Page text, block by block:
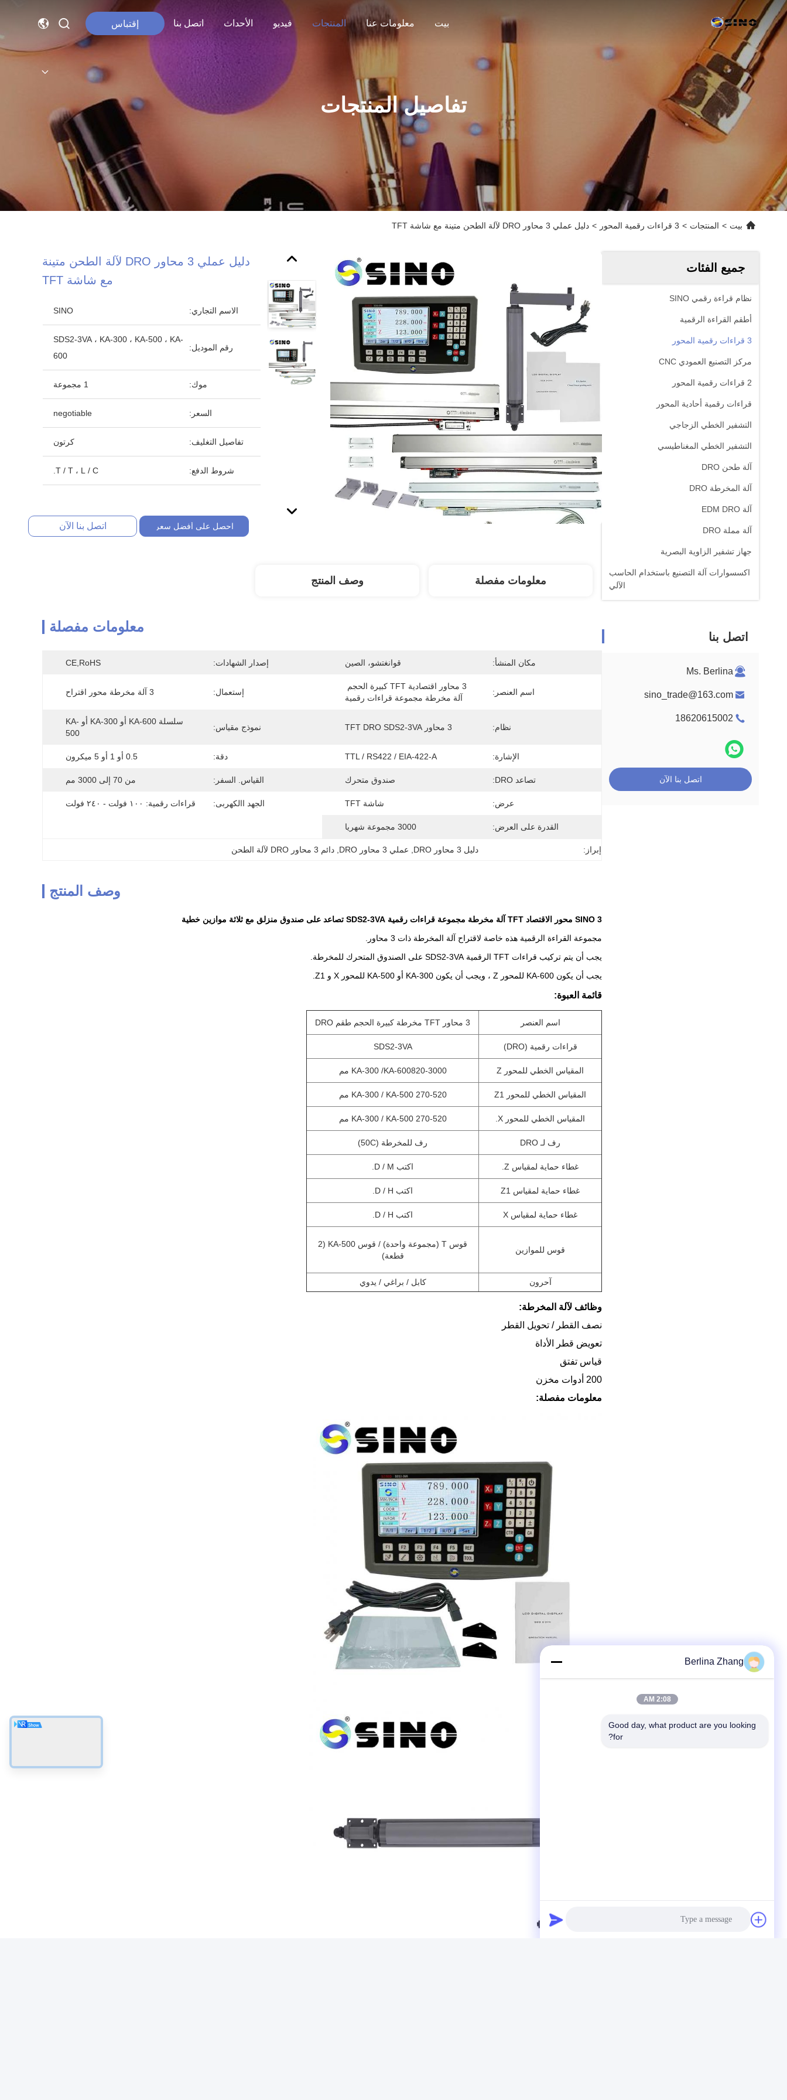
بيت معلومات عنا المنتجات فيديو الأحداث اتصل بنا إقتباس
تفاصيل المنتجات
بيت > المنتجات > 3 قراءات رقمية المحور > دليل عملي 3 محاور DRO لآلة الطحن متينة مع شاشة TFT
جميع الفئات
نظام قراءة رقمي SINO
أطقم القراءة الرقمية
3 قراءات رقمية المحور
مركز التصنيع العمودي CNC
2 قراءات رقمية المحور
قراءات رقمية أحادية المحور
التشفير الخطي الزجاجي
التشفير الخطي المغناطيسي
آلة طحن DRO
آلة المخرطة DRO
آلة EDM DRO
آلة مملة DRO
جهاز تشفير الزاوية البصرية
اكسسوارات آلة التصنيع باستخدام الحاسب
الآلي
اتصل بنا
Ms. Berlina
sino_trade@163.com
18620615002
اتصل بنا الآن
دليل عملي 3 محاور DRO لآلة الطحن متينة
مع شاشة TFT
الاسم التجاري: SINO
رقم الموديل:
SDS2-3VA ، KA-300 ، KA-500 ، KA-
600
موك: 1 مجموعة
السعر: negotiable
تفاصيل التغليف: كرتون
شروط الدفع: T / T ، L / C.
احصل على أفضل سعر اتصل بنا الآن
معلومات مفصلة وصف المنتج
معلومات مفصلة
مكان المنشأ: قوانغتشو، الصين إصدار الشهادات: CE,RoHS
اسم العنصر:
آلة مخرطة مجموعة قراءات رقمية
إستعمال: 3 آلة مخرطة محور اقتراح
نظام: 3 محاور TFT DRO SDS2-3VA نموذج مقياس:
سلسلة KA-600 أو KA-300 أو KA-
500
الإشارة: TTL / RS422 / EIA-422-A دقة: 0.5 أو 1 أو 5 ميكرون
تصاعد DRO: صندوق متحرك القياس. السفر: من 70 إلى 3000 مم
عرض: شاشة TFT الجهد االكهربى: قراءات رقمية: ١٠٠ فولت - ٢٤٠ فولت
القدرة على العرض: 3000 مجموعة شهريا
إبراز: دليل 3 محاور DRO عملي 3 محاور DRO , دائم 3 محاور DRO لآلة الطحن
وصف المنتج
SINO 3 محور الاقتصاد TFT آلة مخرطة مجموعة قراءات رقمية SDS2-3VA تصاعد على صندوق منزلق مع ثلاثة موازين خطية
مجموعة القراءة الرقمية هذه خاصة لاقتراح آلة المخرطة ذات 3 محاور.
يجب أن يتم تركيب قراءات TFT الرقمية SDS2-3VA على الصندوق المتحرك للمخرطة.
يجب أن يكون KA-600 للمحور Z ، ويجب أن يكون KA-300 أو KA-500 للمحور X و Z1.
قائمة العبوة:
اسم العنصر 3 محاور TFT مخرطة كبيرة الحجم طقم DRO
قراءات رقمية (DRO) SDS2-3VA
المقياس الخطي للمحور Z KA-300 /KA-600820-3000 مم
المقياس الخطي للمحور Z1 KA-300 / KA-500 270-520 مم
المقياس الخطي للمحور X. KA-300 / KA-500 270-520 مم
رف لـ DRO رف للمخرطة (50C)
غطاء حماية لمقياس Z. اكتب D / M.
غطاء حماية لمقياس Z1 اكتب D / H.
غطاء حماية لمقياس X اكتب D / H.
قوس للموازين
قوس T (مجموعة واحدة) / قوس KA-500 (2
قطعة)
آحرون كابل / براغي / يدوي
وظائف لآلة المخرطة:
نصف القطر / تحويل القطر
تعويض قطر الأداة
قياس تفتق
200 أدوات مخزن
معلومات مفصلة:
Berlina Zhang
2:08 AM
Good day, what product are you looking
for?